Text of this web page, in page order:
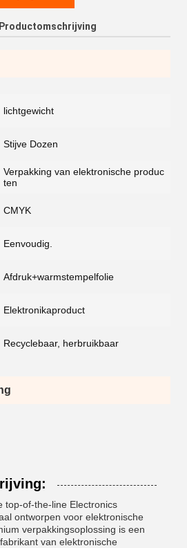
Productomschrijving
lichtgewicht
Stijve Dozen
Verpakking van elektronische produc
ten
CMYK
Eenvoudig.
Afdruk+warmstempelfolie
Elektronikaproduct
Recyclebaar, herbruikbaar
top-of-the-line Electronics
ontworpen voor elektronische
verpakkingsoplossing is een
van elektronische